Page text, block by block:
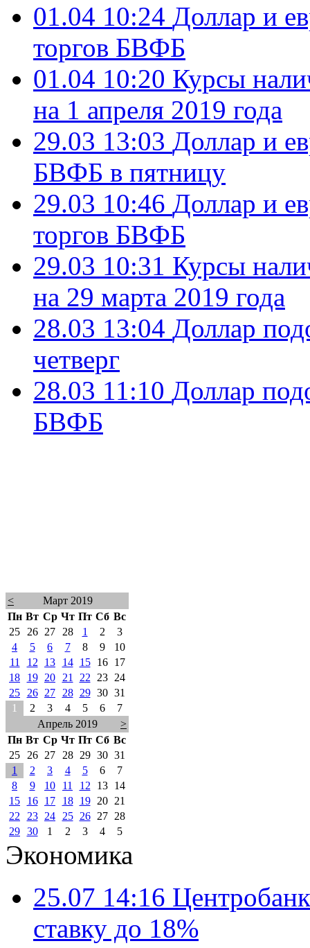
01.04 10:24 Доллар и
торгов БВФБ
01.04 10:20 Курсы
на 1 апреля 2019 года
29.03 13:03 Доллар и
БВФБ в пятницу
29.03 10:46 Доллар и
торгов БВФБ
29.03 10:31 Курсы
на 29 марта 2019 года
28.03 13:04 Доллар
четверг
28.03 11:10 Доллар
БВФБ
<
Март 2019
Пн Вт Ср Чт Пт Сб Вс
25
26 27 28 1 2
3
4
5 6 7 8 9
10
11
12 13 14 15 16
17
18
19 20 21 22 23
24
25
26 27 28 29 30 31
1
2 3 4 5 6
7
Апрель 2019
>
Пн Вт Ср Чт Пт Сб Вс
25
26 27 28 29 30 31
1
2 3 4 5 6
7
8
9 10 11 12 13
14
15
16 17 18 19 20
21
22
23 24 25 26 27
28
29 30 1 2 3 4 5
Экономика
25.07 14:16
ставку до 18%